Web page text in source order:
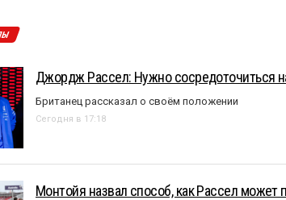
Джордж Рассел: Нужно сосредоточиться
Британец рассказал о своём положении
Сегодня в 17:18
Монтойя назвал способ, как Рассел может